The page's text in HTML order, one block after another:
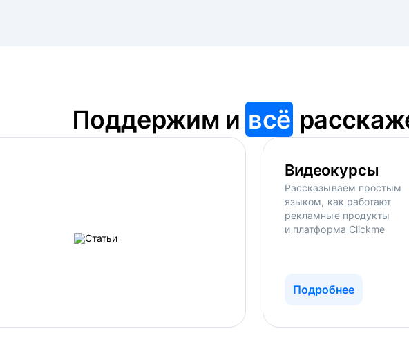
Поддержим и всё
Видеокурсы
Рассказываем простым
языком, как работают
рекламные продукты
и платформа Clickme
Подробнее